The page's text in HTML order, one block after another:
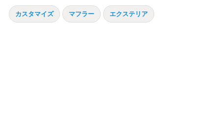
カスタマイズ マフラー エクステリア